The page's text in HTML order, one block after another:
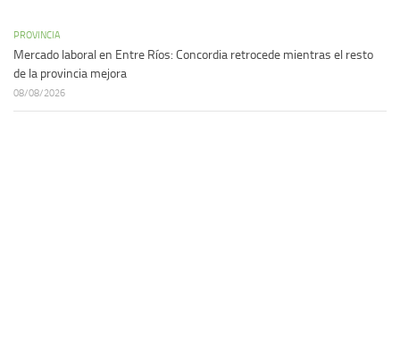
PROVINCIA
Mercado laboral en Entre Ríos: Concordia retrocede mientras el resto
de la provincia mejora
08/08/2026